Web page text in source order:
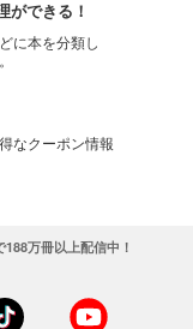
ができる！
に本を分類し
なクーポン情報
万冊以上配信中！